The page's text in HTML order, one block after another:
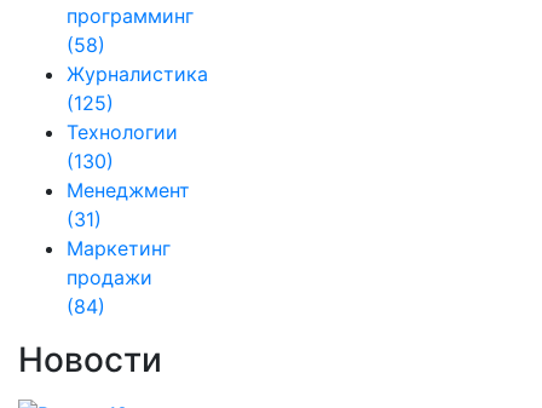
программинг
(58)
Журналистика
(125)
Технологии
(130)
Менеджмент
(31)
Маркетинг
продажи
(84)
Новости